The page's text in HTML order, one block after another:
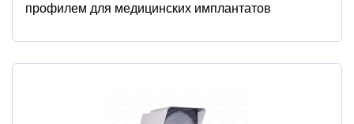
профилем для медицинских имплантатов